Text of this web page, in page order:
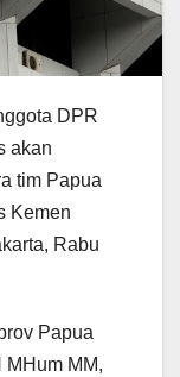
DPR
akan
tim Papua
Kemen
Rabu
Papua
MHum MM,